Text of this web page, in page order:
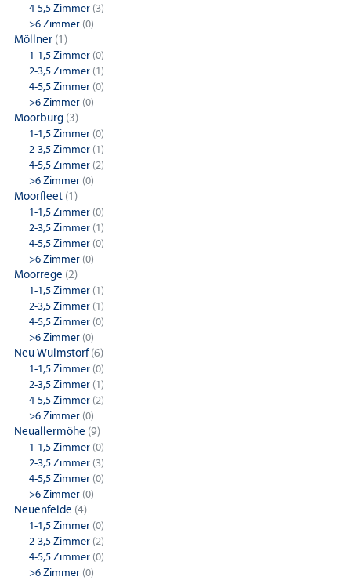
4-5,5 Zimmer (3)
>6 Zimmer (0)
Möllner (1)
1-1,5 Zimmer (0)
2-3,5 Zimmer (1)
4-5,5 Zimmer (0)
>6 Zimmer (0)
Moorburg (3)
1-1,5 Zimmer (0)
2-3,5 Zimmer (1)
4-5,5 Zimmer (2)
>6 Zimmer (0)
Moorfleet (1)
1-1,5 Zimmer (0)
2-3,5 Zimmer (1)
4-5,5 Zimmer (0)
>6 Zimmer (0)
Moorrege (2)
1-1,5 Zimmer (1)
2-3,5 Zimmer (1)
4-5,5 Zimmer (0)
>6 Zimmer (0)
Neu Wulmstorf(6)
1-1,5 Zimmer (0)
2-3,5 Zimmer (1)
4-5,5 Zimmer (2)
>6 Zimmer (0)
Neuallermöhe (9)
1-1,5 Zimmer (0)
2-3,5 Zimmer (3)
4-5,5 Zimmer (0)
>6 Zimmer (0)
Neuenfelde (4)
1-1,5 Zimmer (0)
2-3,5 Zimmer (2)
4-5,5 Zimmer (0)
>6 Zimmer (0)